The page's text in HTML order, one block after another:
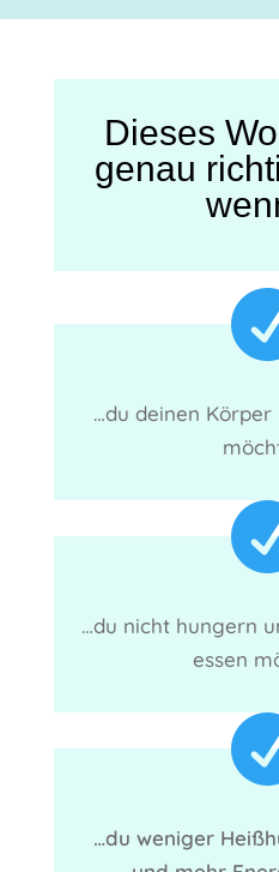
Dieses
genau
…du deinen Körper
…du nicht hungern
essen
…du weniger